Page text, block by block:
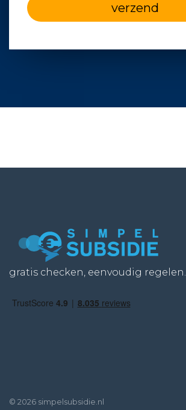
verzend
gratis checken, eenvoudig regelen.
© 2026 simpelsubsidie.nl